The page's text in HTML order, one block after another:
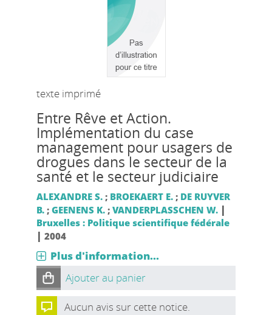
texte imprimé
Entre Rêve et Action.
Implémentation du case
management pour usagers de
drogues dans le secteur de la
santé et le secteur judiciaire
ALEXANDRE S.; BROEKAERT E.; DE RUYVER
B.; GEENENS K.; VANDERPLASSCHEN W. |
Bruxelles : Politique scientifique fédérale
| 2004
Plus d'information...
Ajouter au panier
Aucun avis sur cette notice.